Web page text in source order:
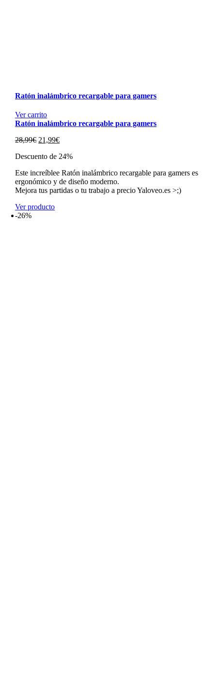
Ratón inalámbrico recargable para gamers
Ver carrito
Ratón inalámbrico recargable para gamers
28,99€ El
original
28,99€.
21,99€El
actual
21,99€.
Descuento de 24%
Este increíblee Ratón inalámbrico recargable para gamers es
ergonómico y de diseño moderno.
Mejora tus partidas o tu trabajo a precio Yaloveo.es >;)
Ver producto
-26%